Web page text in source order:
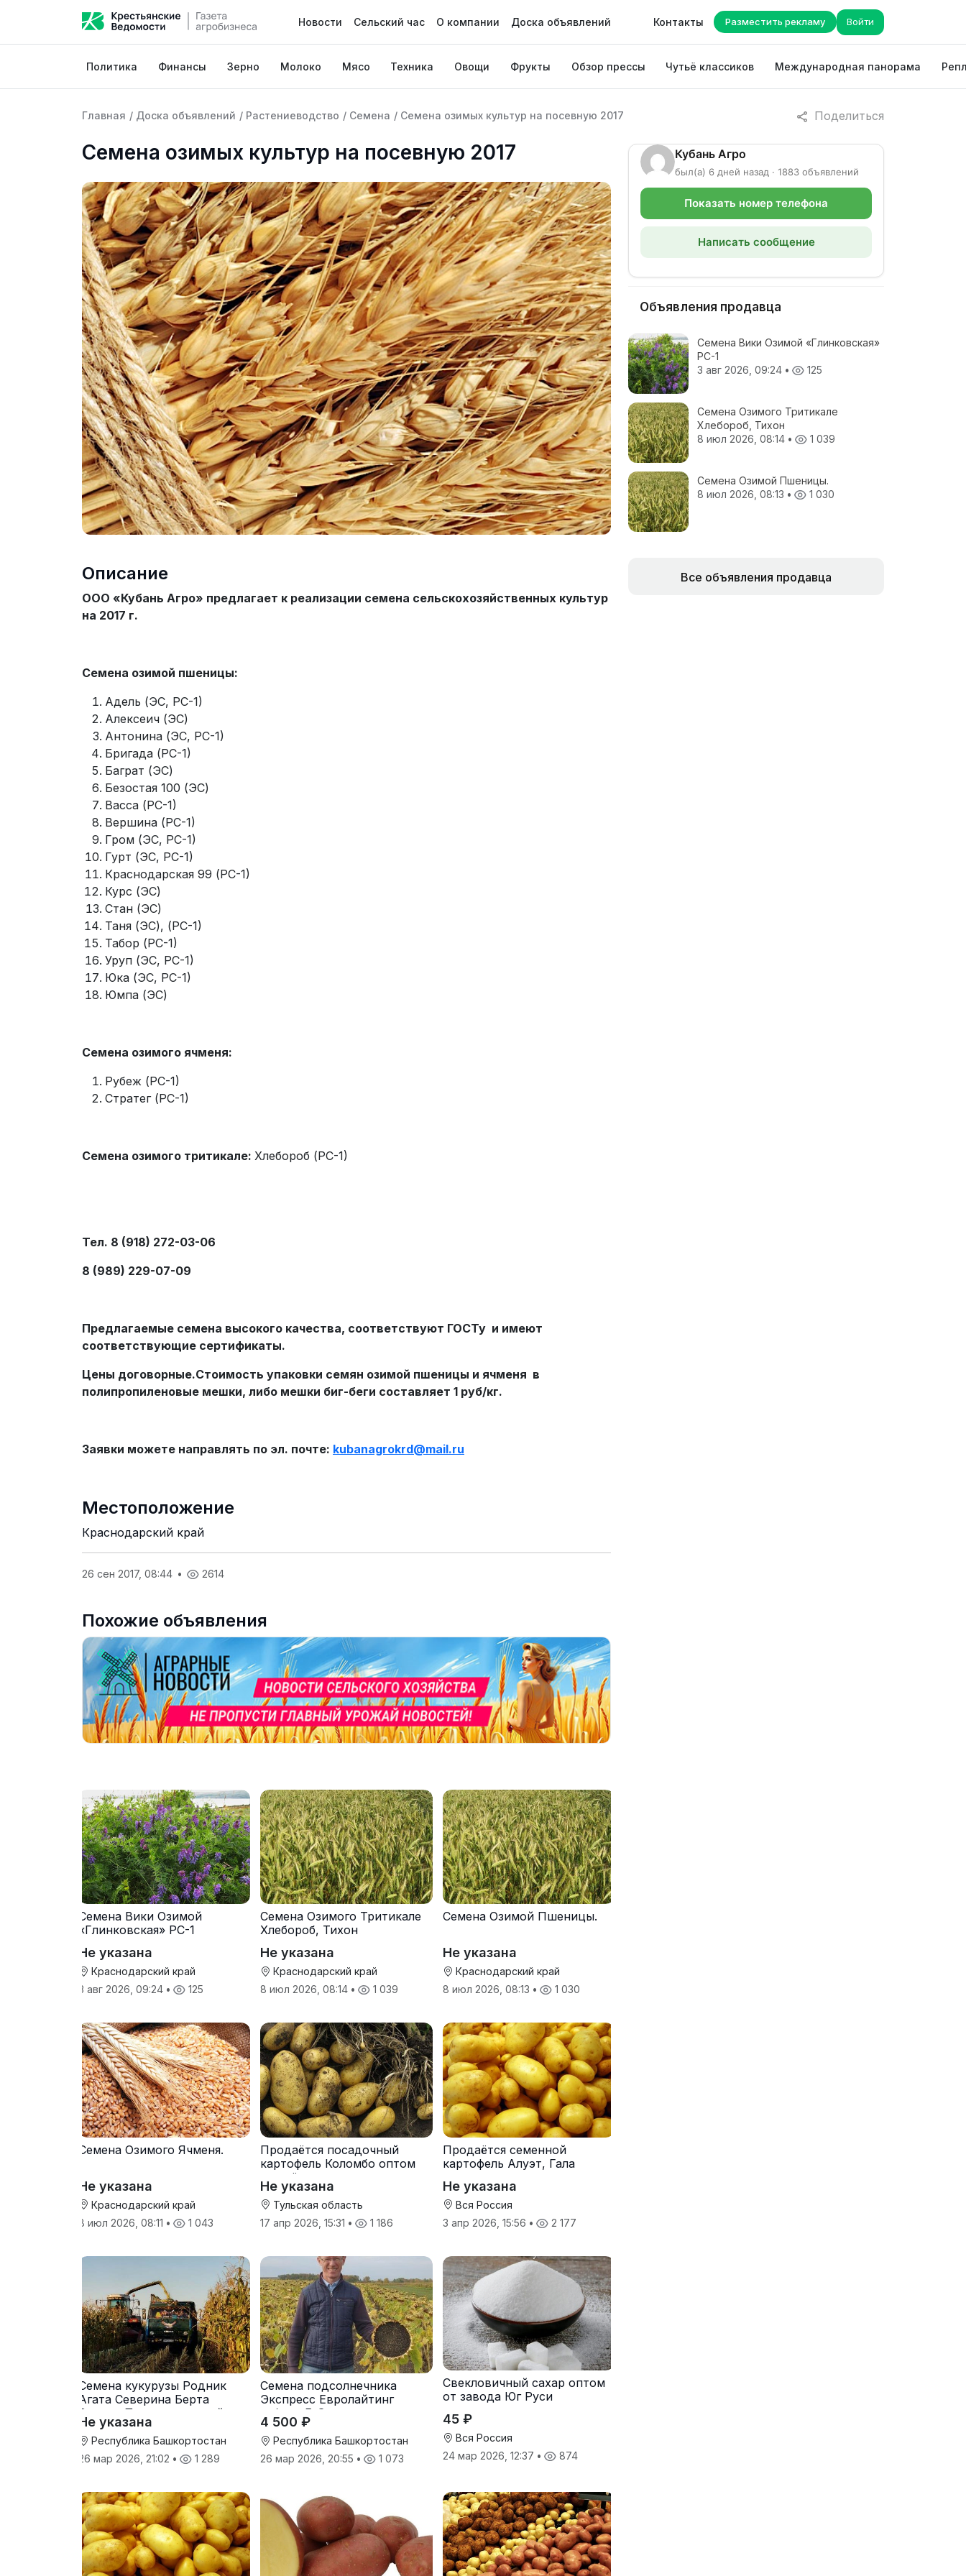
Новости Сельский час О компании Доска объявлений Контакты Разместить рекламу Войти
Политика Финансы Зерно Молоко Мясо Техника Овощи Фрукты Обзор прессы Чутьё классиков Международная панорама
Поделиться
Главная / Доска объявлений / Растениеводство / Семена / Семена озимых культур на посевную 2017
Семена озимых культур на посевную 2017
Описание
ООО «Кубань Агро» предлагает к реализации семена сельскохозяйственных культур
на 2017 г.
Семена озимой пшеницы:
Адель (ЭС, РС-1)
Алексеич (ЭС)
Антонина (ЭС, РС-1)
Бригада (РС-1)
Баграт (ЭС)
Безостая 100 (ЭС)
Васса (РС-1)
Вершина (РС-1)
Гром (ЭС, РС-1)
Гурт (ЭС, РС-1)
Краснодарская 99 (РС-1)
Курс (ЭС)
Стан (ЭС)
Таня (ЭС), (РС-1)
Табор (РС-1)
Уруп (ЭС, РС-1)
Юка (ЭС, РС-1)
Юмпа (ЭС)
Семена озимого ячменя:
Рубеж (РС-1)
Стратег (РС-1)
Семена озимого тритикале: Хлебороб (РС-1)
Тел. 8 (918) 272-03-06
8 (989) 229-07-09
Предлагаемые семена высокого качества, соответствуют ГОСТу и имеют
соответствующие сертификаты.
Цены договорные.Стоимость упаковки семян озимой пшеницы и ячменя в
полипропиленовые мешки, либо мешки биг-беги составляет 1 руб/кг.
Заявки можете направлять по эл. почте: kubanagrokrd@mail.ru
Местоположение
Краснодарский край
26 сен 2017, 08:44 • 2614
Похожие объявления
Семена Вики Озимой
«Глинковская» РС-1
Не указана
Краснодарский край
3 авг 2026, 09:24 • 125
Семена Озимого Тритикале
Хлебороб, Тихон
Не указана
Краснодарский край
8 июл 2026, 08:14 • 1 039
Семена Озимой Пшеницы.
Не указана
Краснодарский край
8 июл 2026, 08:13 • 1 030
Семена Озимого Ячменя.
Не указана
Краснодарский край
8 июл 2026, 08:11 • 1 043
Продаётся посадочный
картофель Коломбо оптом
от трёх тонн
Не указана
Тульская область
17 апр 2026, 15:31 • 1 186
Продаётся семенной
картофель Алуэт, Гала
Не указана
Вся Россия
3 апр 2026, 15:56 • 2 177
Семена кукурузы Родник
Агата Северина Берта
Вилора Прохладненский
Дарина Росс Машук
Катерина
Не указана
Республика Башкортостан
26 мар 2026, 21:02 • 1 289
Семена подсолнечника
Экспресс Евролайтинг
гибрид F-G+
4 500 ₽
Республика Башкортостан
26 мар 2026, 20:55 • 1 073
Свекловичный сахар оптом
от завода Юг Руси
45 ₽
Вся Россия
24 мар 2026, 12:37 • 874
Кубань Агро
был(а) 6 дней назад · 1883 объявлений
Показать номер телефона
Написать сообщение
Объявления продавца
Семена Вики Озимой «Глинковская»
РС-1
3 авг 2026, 09:24 • 125
Семена Озимого Тритикале
Хлебороб, Тихон
8 июл 2026, 08:14 • 1 039
Семена Озимой Пшеницы.
8 июл 2026, 08:13 • 1 030
Все объявления продавца